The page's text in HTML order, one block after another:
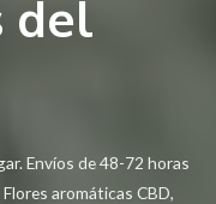
del
Envíos de 48-72 horas
aromáticas CBD,